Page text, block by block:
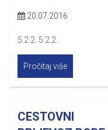
20.07.2016
5.2.2. 5.2.2.
Pročitaj više
CESTOVNI